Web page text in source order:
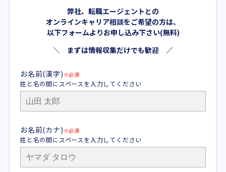
弊社、転職エージェントとの
オンラインキャリア相談をご希望の方は、
以下フォームよりお申し込み下さい(無料)
＼ まずは情報収集だけでも歓迎 ／
お名前(漢字) ※必須
姓と名の間にスペースを入力してください
お名前(カナ) ※必須
姓と名の間にスペースを入力してください